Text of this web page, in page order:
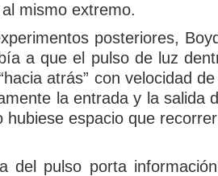
mismo extremo.
posteriores,
a que el pulso de luz
atrás” con velocidad
la entrada y la salida
hubiese espacio que
del pulso porta